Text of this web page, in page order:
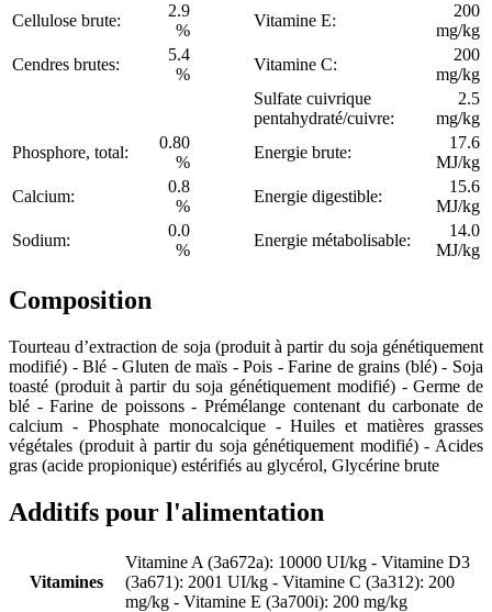
Cellulose brute:
2.9
%
Vitamine E:
200
mg/kg
Cendres brutes:
5.4
%
Vitamine C:
200
mg/kg
Sulfate cuivrique
pentahydraté/cuivre:
2.5
mg/kg
Phosphore, total:
0.80
%
Energie brute:
17.6
MJ/kg
Calcium:
0.8
%
Energie digestible:
15.6
MJ/kg
Sodium:
0.0
%
Energie métabolisable:
14.0
MJ/kg
Composition
Tourteau d’extraction de soja (produit à partir du soja génétiquement
modifié) - Blé - Gluten de maïs - Pois - Farine de grains (blé) - Soja
toasté (produit à partir du soja génétiquement modifié) - Germe de
blé - Farine de poissons - Prémélange contenant du carbonate de
calcium - Phosphate monocalcique - Huiles et matières grasses
végétales (produit à partir du soja génétiquement modifié) - Acides
gras (acide propionique) estérifiés au glycérol, Glycérine brute
Additifs pour l'alimentation
Vitamines
Vitamine A (3a672a): 10000 UI/kg - Vitamine D3
(3a671): 2001 UI/kg - Vitamine C (3a312): 200
mg/kg - Vitamine E (3a700i): 200 mg/kg